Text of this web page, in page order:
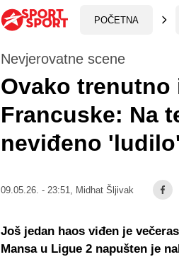
POČETNA
Nevjerovatne scene
Ovako trenutno
Francuske: Na
neviđeno
09.05.26. - 23:51, Midhat Šljivak
Još jedan haos viđen je
Mansa u Ligue 2 napušten je